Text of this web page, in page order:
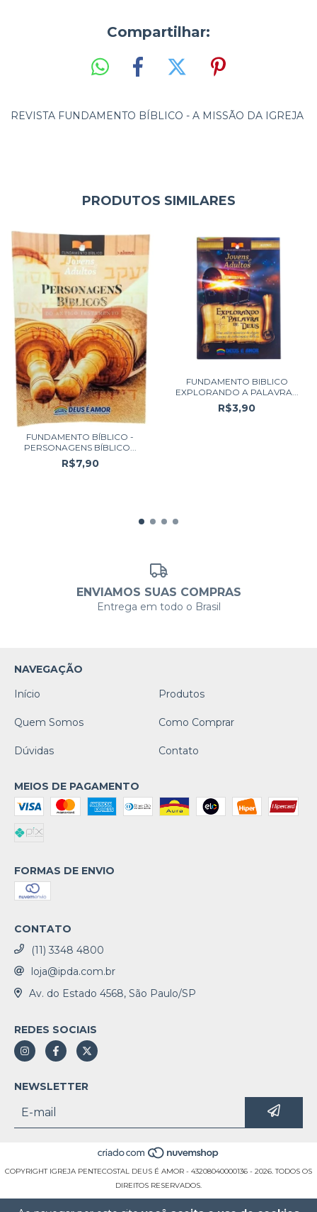
Compartilhar:
REVISTA FUNDAMENTO BÍBLICO - A MISSÃO DA IGREJA
PRODUTOS SIMILARES
FUNDAMENTO BÍBLICO -
PERSONAGENS BÍBLICO...
R$7,90
FUNDAMENTO BIBLICO
EXPLORANDO A PALAVRA...
R$3,90
ENVIAMOS SUAS COMPRAS
Entrega em todo o Brasil
NAVEGAÇÃO
Início
Produtos
Quem Somos Como Comprar
Dúvidas Contato
MEIOS DE PAGAMENTO
FORMAS DE ENVIO
CONTATO
(11) 3348 4800
loja@ipda.com.br
Av. do Estado 4568, São Paulo/SP
REDES SOCIAIS
NEWSLETTER
COPYRIGHT IGREJA PENTECOSTAL DEUS É AMOR - 43208040000136 - 2026. TODOS OS
DIREITOS RESERVADOS.